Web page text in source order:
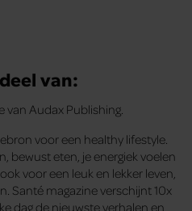
van:
van Audax Publishing.
voor een healthy lifestyle.
bewust eten, je energiek voelen
voor een leuk en lekker leven,
Santé magazine verschijnt 10x
dag de nieuwste verhalen en